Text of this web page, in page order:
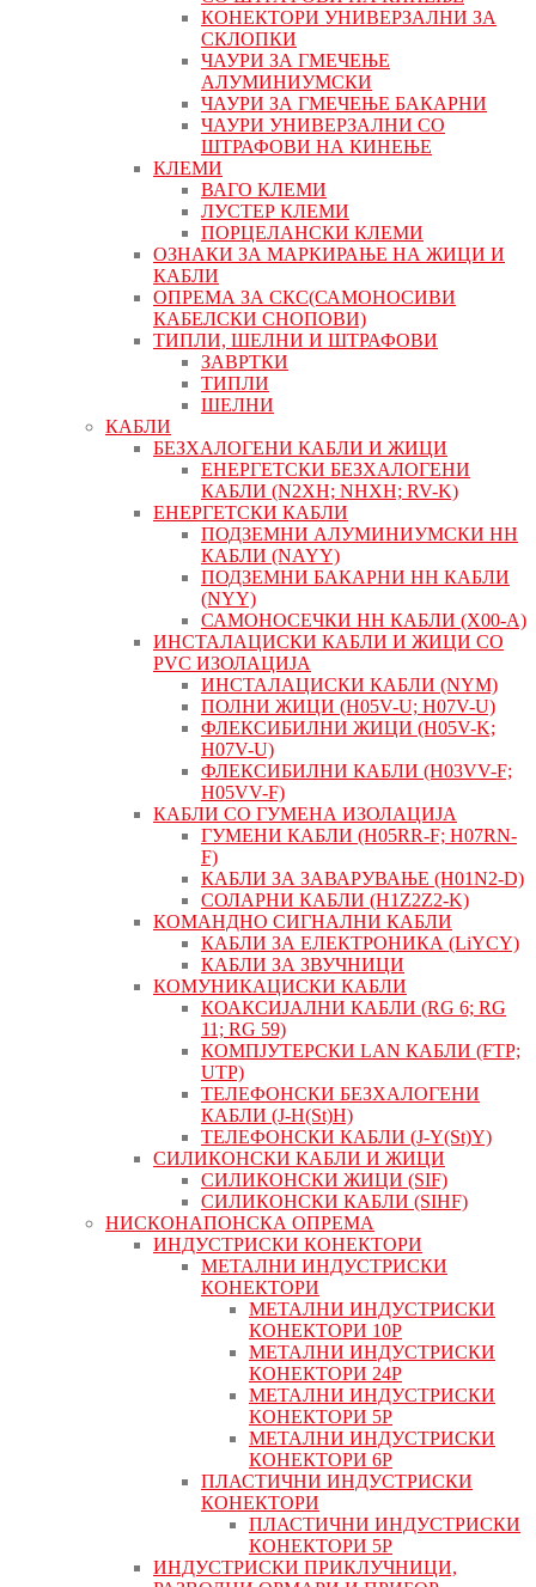
КОНЕКТОРИ УНИВЕРЗАЛНИ ЗА
СКЛОПКИ
ЧАУРИ ЗА ГМЕЧЕЊЕ
АЛУМИНИУМСКИ
ЧАУРИ ЗА ГМЕЧЕЊЕ БАКАРНИ
ЧАУРИ УНИВЕРЗАЛНИ СО
ШТРАФОВИ НА КИНЕЊЕ
КЛЕМИ
ВАГО КЛЕМИ
ЛУСТЕР КЛЕМИ
ПОРЦЕЛАНСКИ КЛЕМИ
ОЗНАКИ ЗА МАРКИРАЊЕ НА ЖИЦИ И
КАБЛИ
ОПРЕМА ЗА СКС(САМОНОСИВИ
КАБЕЛСКИ СНОПОВИ)
ТИПЛИ, ШЕЛНИ И ШТРАФОВИ
ЗАВРТКИ
ТИПЛИ
ШЕЛНИ
КАБЛИ
БЕЗХАЛОГЕНИ КАБЛИ И ЖИЦИ
ЕНЕРГЕТСКИ БЕЗХАЛОГЕНИ
КАБЛИ (N2XH; NHXH; RV-K)
ЕНЕРГЕТСКИ КАБЛИ
ПОДЗЕМНИ АЛУМИНИУМСКИ НН
КАБЛИ (NAYY)
ПОДЗЕМНИ БАКАРНИ НН КАБЛИ
(NYY)
САМОНОСЕЧКИ НН КАБЛИ (X00-A)
ИНСТАЛАЦИСКИ КАБЛИ И ЖИЦИ СО
PVC ИЗОЛАЦИЈА
ИНСТАЛАЦИСКИ КАБЛИ (NYM)
ПОЛНИ ЖИЦИ (H05V-U; H07V-U)
ФЛЕКСИБИЛНИ ЖИЦИ (H05V-K;
H07V-U)
ФЛЕКСИБИЛНИ КАБЛИ (H03VV-F;
H05VV-F)
КАБЛИ СО ГУМЕНА ИЗОЛАЦИЈА
ГУМЕНИ КАБЛИ (H05RR-F; H07RN-
F)
КАБЛИ ЗА ЗАВАРУВАЊЕ (H01N2-D)
СОЛАРНИ КАБЛИ (H1Z2Z2-K)
КОМАНДНО СИГНАЛНИ КАБЛИ
КАБЛИ ЗА ЕЛЕКТРОНИКА (LiYCY)
КАБЛИ ЗА ЗВУЧНИЦИ
КОМУНИКАЦИСКИ КАБЛИ
КОАКСИЈАЛНИ КАБЛИ (RG 6; RG
11; RG 59)
КОМПЈУТЕРСКИ LAN КАБЛИ (FTP;
UTP)
ТЕЛЕФОНСКИ БЕЗХАЛОГЕНИ
КАБЛИ (J-H(St)H)
ТЕЛЕФОНСКИ КАБЛИ (J-Y(St)Y)
СИЛИКОНСКИ КАБЛИ И ЖИЦИ
СИЛИКОНСКИ ЖИЦИ (SIF)
СИЛИКОНСКИ КАБЛИ (SIHF)
НИСКОНАПОНСКА ОПРЕМА
ИНДУСТРИСКИ КОНЕКТОРИ
МЕТАЛНИ ИНДУСТРИСКИ
КОНЕКТОРИ
МЕТАЛНИ ИНДУСТРИСКИ
КОНЕКТОРИ 10P
МЕТАЛНИ ИНДУСТРИСКИ
КОНЕКТОРИ 24P
МЕТАЛНИ ИНДУСТРИСКИ
КОНЕКТОРИ 5P
МЕТАЛНИ ИНДУСТРИСКИ
КОНЕКТОРИ 6P
ПЛАСТИЧНИ ИНДУСТРИСКИ
КОНЕКТОРИ
ПЛАСТИЧНИ ИНДУСТРИСКИ
КОНЕКТОРИ 5P
ИНДУСТРИСКИ ПРИКЛУЧНИЦИ,